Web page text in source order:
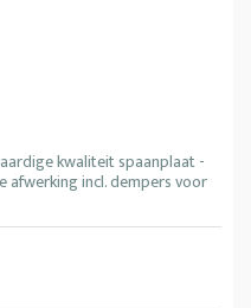
kwaliteit spaanplaat -
afwerking incl. dempers voor